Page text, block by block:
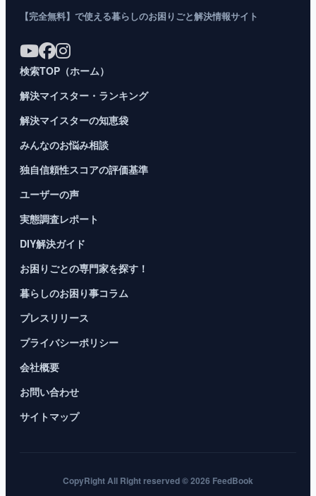
【完全無料】で使える暮らしのお困りごと解決情報サイト
検索TOP（ホーム）
解決マイスター・ランキング
解決マイスターの知恵袋
みんなのお悩み相談
独自信頼性スコアの評価基準
ユーザーの声
実態調査レポート
DIY解決ガイド
お困りごとの専門家を探す！
暮らしのお困り事コラム
プレスリリース
プライバシーポリシー
会社概要
お問い合わせ
サイトマップ
CopyRight All Right reserved © 2026 FeedBook